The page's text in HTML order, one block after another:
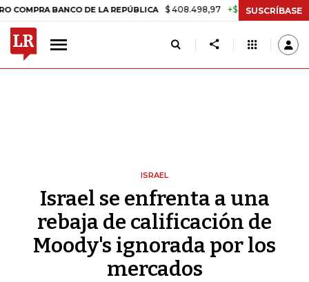
BANCO DE LA REPÚBLICA $ 408.498,97 +$ 8.753,81 +2,19%
SUSCRÍBASE
ISRAEL
Israel se enfrenta a una
rebaja de calificación de
Moody's ignorada por los
mercados